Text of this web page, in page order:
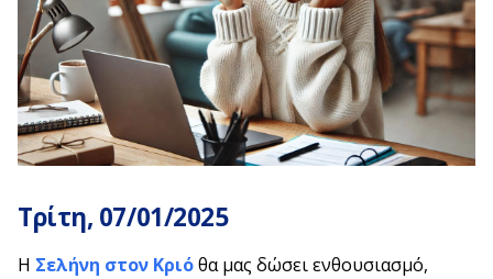
Τρίτη, 07/01/2025
Η Σελήνη στον Κριόθα μας δώσει ενθουσιασμό,